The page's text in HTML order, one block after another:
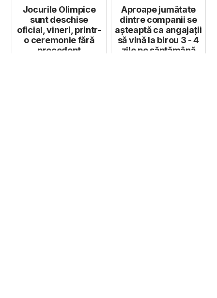
aces...
Jocurile Olimpice
sunt deschise
oficial, vineri, printr-
o ceremonie fără
precedent
Aproape jumătate
dintre companii se
așteaptă ca angajații
să vină la birou 3 - 4
zile pe săptămână